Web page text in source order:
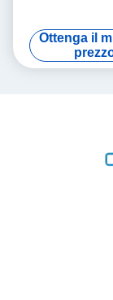
Ottenga il